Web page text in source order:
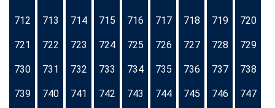
712 713 714 715 716 717 718 719 720
721 722 723 724 725 726 727 728 729
730 731 732 733 734 735 736 737 738
739 740 741 742 743 744 745 746 747